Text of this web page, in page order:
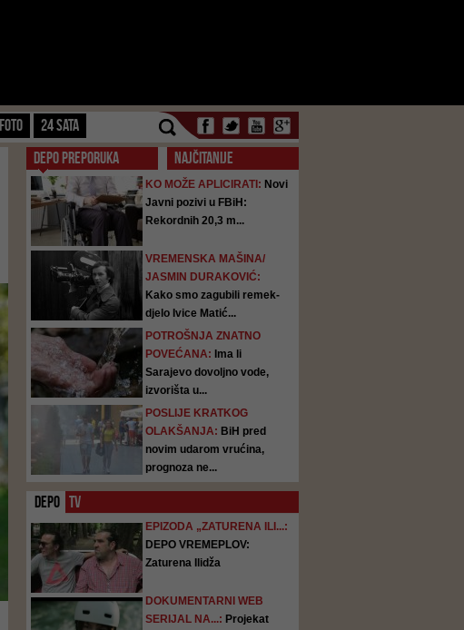
FOTO 24 SATA
DEPO PREPORUKA NAJČITANIJE
KO MOŽE APLICIRATI: Novi
Javni pozivi u FBiH:
Rekordnih 20,3 m...
VREMENSKA MAŠINA/
JASMIN DURAKOVIĆ:
Kako smo zagubili remek-
djelo Ivice Matić...
POTROŠNJA ZNATNO
POVEĆANA: Ima li
Sarajevo dovoljno vode,
izvorišta u...
POSLIJE KRATKOG
OLAKŠANJA: BiH pred
novim udarom vrućina,
prognoza ne...
DEPO TV
EPIZODA „ZATURENA ILI...:
DEPO VREMEPLOV:
Zaturena Ilidža
DOKUMENTARNI WEB
SERIJAL NA...: Projekat